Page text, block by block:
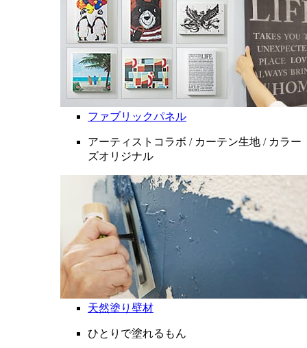
ファブリックパネル
アーティストコラボ / カーテン生地 / カラー
ズオリジナル
天然塗り壁材
ひとりで塗れるもん